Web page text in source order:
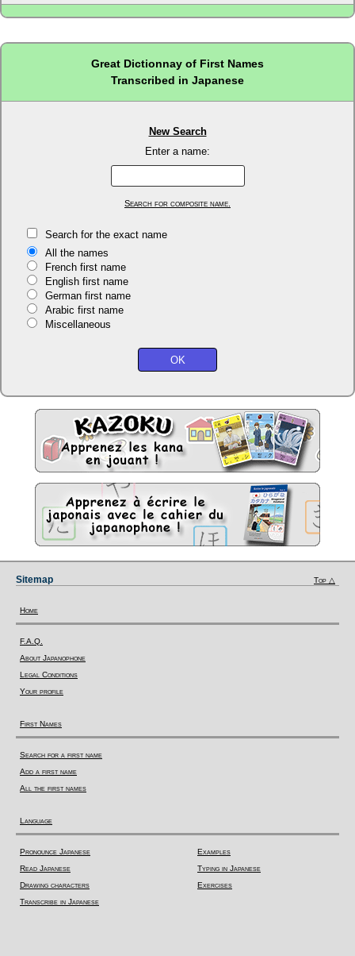
Great Dictionnay of First Names
Transcribed in Japanese
New Search
Enter a name:
Search for composite name.
Search for the exact name
All the names
French first name
English first name
German first name
Arabic first name
Miscellaneous
Sitemap Top △
Home
F.A.Q.
About Japanophone
Legal Conditions
Your profile
First Names
Search for a first name
Add a first name
All the first names
Language
Pronounce Japanese
Read Japanese
Drawing characters
Transcribe in Japanese
Examples
Typing in Japanese
Exercises